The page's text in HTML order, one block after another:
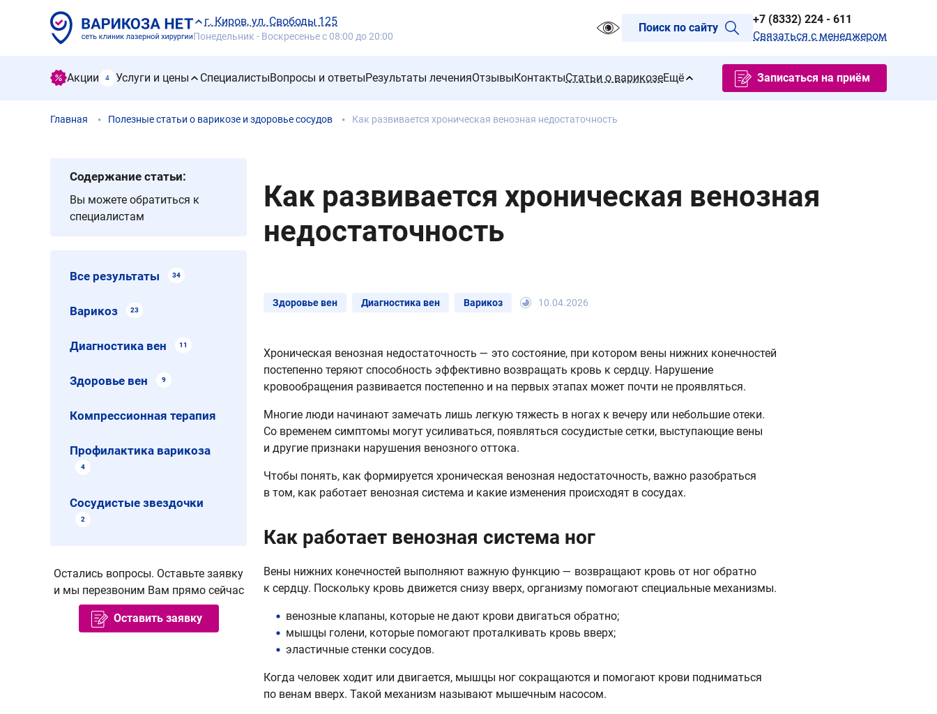
г. Киров, ул. Свободы 125
Понедельник - Воскресенье с 08:00 до 20:00
Поиск по сайту
+7 (8332) 224 - 611
Связаться с менеджером
Акции 4 Услуги и цены СпециалистыВопросы и ответыРезультаты леченияОтзывыКонтактыСтатьи о варикозеЕщё Записаться на приём
Главная Полезные статьи о варикозе и здоровье сосудов Как развивается хроническая венозная недостаточность
Как развивается хроническая венозная
недостаточность
Здоровье вен Диагностика вен Варикоз 10.04.2026
Хроническая венозная недостаточность — это состояние, при котором вены нижних конечностей
постепенно теряют способность эффективно возвращать кровь к сердцу. Нарушение
кровообращения развивается постепенно и на первых этапах может почти не проявляться.
Многие люди начинают замечать лишь легкую тяжесть в ногах к вечеру или небольшие отеки.
Со временем симптомы могут усиливаться, появляться сосудистые сетки, выступающие вены
и другие признаки нарушения венозного оттока.
Чтобы понять, как формируется хроническая венозная недостаточность, важно разобраться
в том, как работает венозная система и какие изменения происходят в сосудах.
Как работает венозная система ног
Вены нижних конечностей выполняют важную функцию — возвращают кровь от ног обратно
к сердцу. Поскольку кровь движется снизу вверх, организму помогают специальные механизмы.
венозные клапаны, которые не дают крови двигаться обратно;
мышцы голени, которые помогают проталкивать кровь вверх;
эластичные стенки сосудов.
Когда человек ходит или двигается, мышцы ног сокращаются и помогают крови подниматься
по венам вверх. Такой механизм называют мышечным насосом.
Содержание статьи:
Вы можете обратиться к
специалистам
Все результаты 34
Варикоз 23
Диагностика вен 11
Здоровье вен 9
Компрессионная терапия
Профилактика варикоза
4
Сосудистые звездочки
2
Остались вопросы. Оставьте заявку
и мы перезвоним Вам прямо сейчас
Оставить заявку